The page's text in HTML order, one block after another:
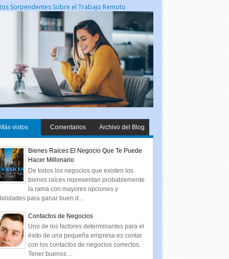
Sorpendentes Sobre el Trabajo Remoto
Más vistos Comentarios Archivo del Blog
Bienes Raíces El Negocio Que Te Puede
Hacer Millonario
De todos los negocios que existen los
bienes raíces representan probablemente
la rama con mayores opciones y
para ganar buen d...
Contactos de Negocios
Uno de los factores determinantes para el
éxito de una pequeña empresa es contar
con los contactos de negocios correctos.
Tener buenos ...